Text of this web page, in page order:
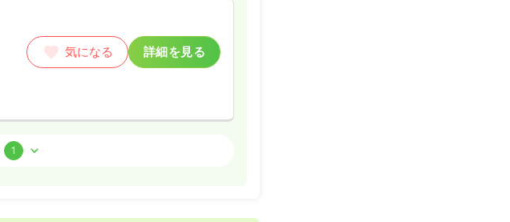
気になる 詳細を見る
気になる 詳細を見る
1